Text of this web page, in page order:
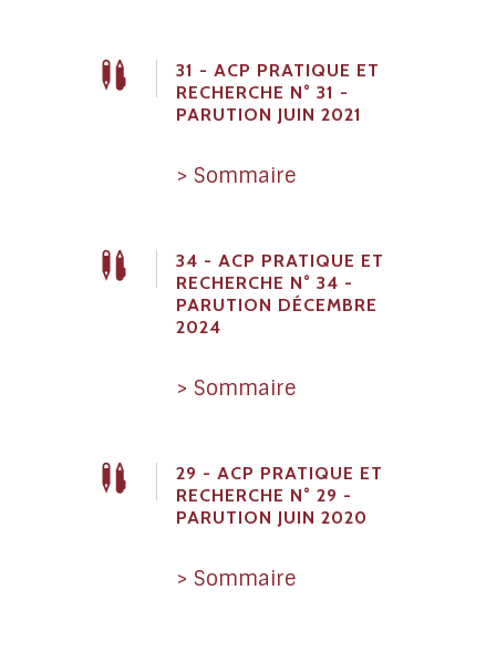
31 - ACP PRATIQUE ET
RECHERCHE N° 31 -
PARUTION JUIN 2021
> Sommaire
34 - ACP PRATIQUE ET
RECHERCHE N° 34 -
PARUTION DÉCEMBRE
2024
> Sommaire
29 - ACP PRATIQUE ET
RECHERCHE N° 29 -
PARUTION JUIN 2020
> Sommaire